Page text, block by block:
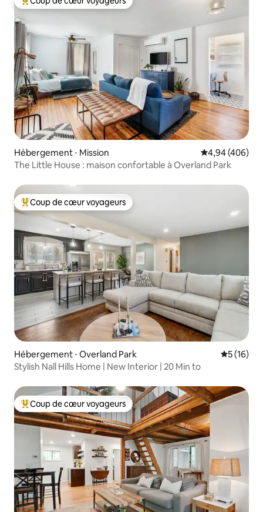
Coups de cœur voyageurs les plus appréciés
Hébergement ⋅ Mission Évaluation
4,94 (406)
The Little House : maison confortable à Overland Park
Coups de cœur voyageurs les plus appréciés
Coup de cœur voyageurs
Hébergement ⋅ Overland Park
5 (16)
Stylish Nall Hills Home | New Interior | 20 Min to
Coups de cœur voyageurs les plus appréciés
Coup de cœur voyageurs